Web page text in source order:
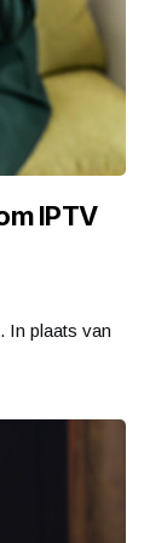
IPTV
In plaats van